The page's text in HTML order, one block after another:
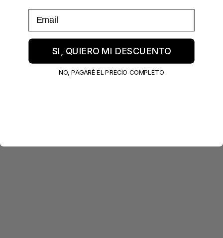
Email
SI, QUIERO MI DESCUENTO
NO, PAGARÉ EL PRECIO COMPLETO